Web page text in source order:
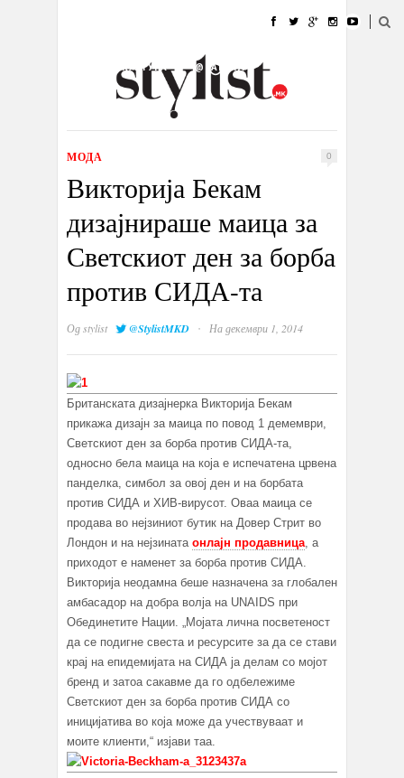
УБАВИНА
КУЛТУРА @РАБОТА
ИЗЛОГ
МОДА 0
Викторија Бекам
дизајнираше маица за
Светскиот ден за борба
против СИДА-та
Одstylist @StylistMKD · На декември 1, 2014
Британската дизајнерка Викторија Бекам
прикажа дизајн за маица по повод 1 демември,
Светскиот ден за борба против СИДА-та,
односно бела маица на која е испечатена црвена
панделка, симбол за овој ден и на борбата
против СИДА и ХИВ-вирусот. Оваа маица се
продава во нејзиниот бутик на Довер Стрит во
Лондон и на нејзината онлајн продавница, а
приходот е наменет за борба против СИДА.
Викторија неодамна беше назначена за глобален
амбасадор на добра волја на UNAIDS при
Обединетите Нации. „Мојата лична посветеност
да се подигне свеста и ресурсите за да се стави
крај на епидемијата на СИДА ја делам со мојот
бренд и затоа сакавме да го одбележиме
Светскиот ден за борба против СИДА со
иницијатива во која може да учествуваат и
моите клиенти,“ изјави таа.